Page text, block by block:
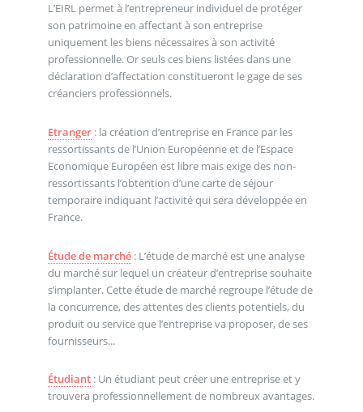
L’EIRL permet à l’entrepreneur individuel de protéger
son patrimoine en affectant à son entreprise
uniquement les biens nécessaires à son activité
professionnelle. Or seuls ces biens listées dans une
déclaration d’affectation constitueront le gage de ses
créanciers professionnels.
Etranger: la création d’entreprise en France par les
ressortissants de l’Union Européenne et de l’Espace
Economique Européen est libre mais exige des non-
ressortissants l’obtention d’une carte de séjour
temporaire indiquant l’activité qui sera développée en
France.
Étude de marché: L’étude de marché est une analyse
du marché sur lequel un créateur d’entreprise souhaite
s’implanter. Cette étude de marché regroupe l’étude de
la concurrence, des attentes des clients potentiels, du
produit ou service que l’entreprise va proposer, de ses
fournisseurs...
Étudiant: Un étudiant peut créer une entreprise et y
trouvera professionnellement de nombreux avantages.